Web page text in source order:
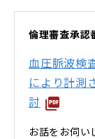
倫理審査承認
血圧脈波検
により計測
討
お話をお伺い